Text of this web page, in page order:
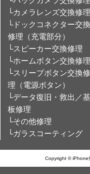
└カメラレンズ交換修理
└ドックコネクター交換
修理（充電部分）
└スピーカー交換修理
└ホームボタン交換修理
└スリープボタン交換修
理（電源ボタン）
└データ復旧・救出／基
板修理
└その他修理
└ガラスコーティング
Copyright © iPhone